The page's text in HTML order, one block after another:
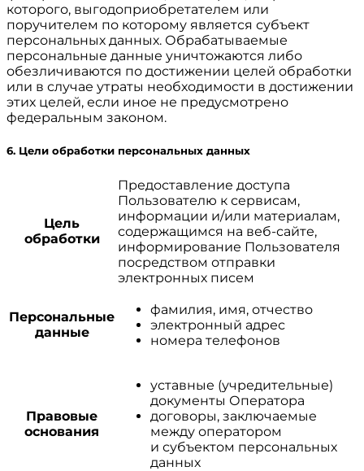
которого, выгодоприобретателем или
поручителем по которому является субъект
персональных данных. Обрабатываемые
персональные данные уничтожаются либо
обезличиваются по достижении целей обработки
или в случае утраты необходимости в достижении
этих целей, если иное не предусмотрено
федеральным законом.
6. Цели обработки персональных данных
Цель
обработки
Предоставление доступа
Пользователю к сервисам,
информации и/или материалам,
содержащимся на веб-сайте,
информирование Пользователя
посредством отправки
электронных писем
Персональные
данные
фамилия, имя, отчество
электронный адрес
номера телефонов
Правовые
основания
уставные (учредительные)
документы Оператора
договоры, заключаемые
между оператором
и субъектом персональных
данных